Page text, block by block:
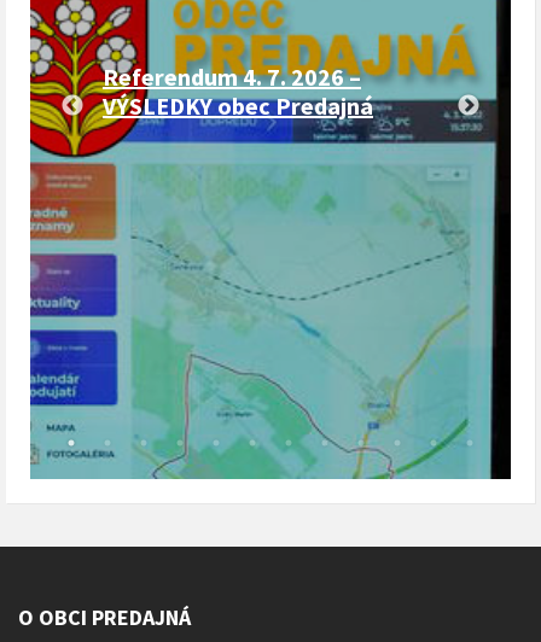
Referendum 4. 7. 2026 –
VÝSLEDKY obec Predajná
O OBCI PREDAJNÁ